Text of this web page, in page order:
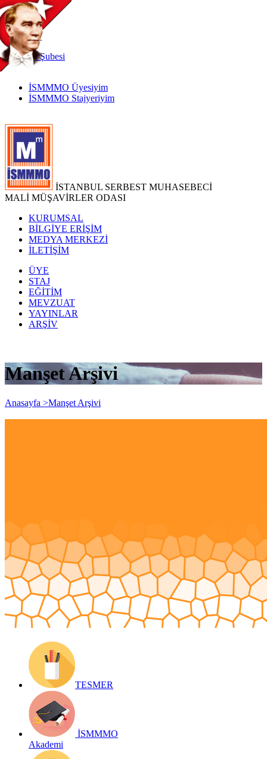
TR
|
EN
İnternetŞubesi
İSMMMO Üyesiyim
İSMMMO Stajyeriyim
İSTANBUL SERBEST MUHASEBECİ
MALİ MÜŞAVİRLER ODASI
KURUMSAL
BİLGİYE ERİŞİM
MEDYA MERKEZİ
İLETİŞİM
ÜYE
STAJ
EĞİTİM
MEVZUAT
YAYINLAR
ARŞİV
Manşet Arşivi
Anasayfa >Manşet Arşivi
Yayın Tarihi: 30 Ocak 2018
Detay bilgiler: http://bizdenhaberler.istanbulsmmmodasi.org.tr/
Geri Dön
TESMER
İSMMMO
Akademi